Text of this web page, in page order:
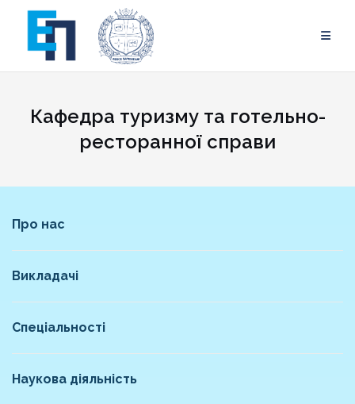
content
Кафедра туризму та готельно-
ресторанної справи
Про нас
Викладачі
Спеціальності
Наукова діяльність